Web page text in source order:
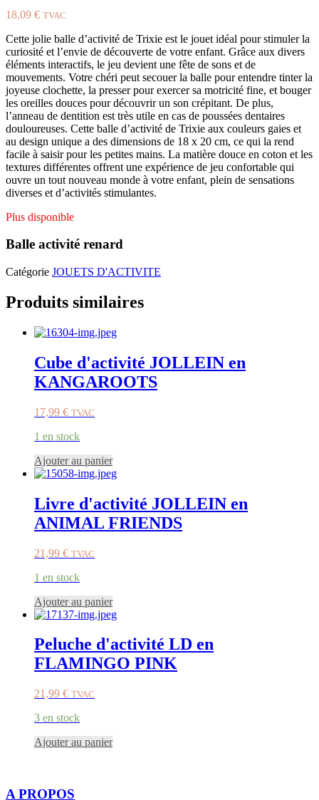
18,09 € TVAC
Cette jolie balle d’activité de Trixie est le jouet idéal pour stimuler la
curiosité et l’envie de découverte de votre enfant. Grâce aux divers
éléments interactifs, le jeu devient une fête de sons et de
mouvements. Votre chéri peut secouer la balle pour entendre tinter la
joyeuse clochette, la presser pour exercer sa motricité fine, et bouger
les oreilles douces pour découvrir un son crépitant. De plus,
l’anneau de dentition est très utile en cas de poussées dentaires
douloureuses. Cette balle d’activité de Trixie aux couleurs gaies et
au design unique a des dimensions de 18 x 20 cm, ce qui la rend
facile à saisir pour les petites mains. La matière douce en coton et les
textures différentes offrent une expérience de jeu confortable qui
ouvre un tout nouveau monde à votre enfant, plein de sensations
diverses et d’activités stimulantes.
Plus disponible
Balle activité renard
Catégorie JOUETS D'ACTIVITE
Produits similaires
Cube d'activité JOLLEIN en
KANGAROOTS
17,99 € TVAC
1 en stock
Ajouter au panier
Livre d'activité JOLLEIN en
ANIMAL FRIENDS
21,99 € TVAC
1 en stock
Ajouter au panier
Peluche d'activité LD en
FLAMINGO PINK
21,99 € TVAC
3 en stock
Ajouter au panier
A PROPOS